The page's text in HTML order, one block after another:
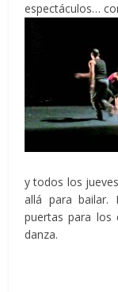
espectáculos…
y todos los
allá para bailar.
puertas para los
danza.